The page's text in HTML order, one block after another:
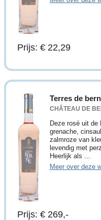
Prijs: € 22,29
Terres de
CHÂTEAU DE
Deze rosé uit de
grenache,
zalmroze van
levendig met
Heerlijk als ...
Meer over deze
Prijs: € 269,-